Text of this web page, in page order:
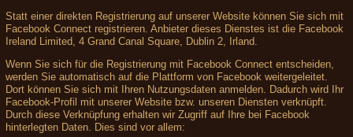
Statt einer direkten Registrierung auf unserer Website können Sie sich mit
Facebook Connect registrieren. Anbieter dieses Dienstes ist die Facebook
Ireland Limited, 4 Grand Canal Square, Dublin 2, Irland.
Wenn Sie sich für die Registrierung mit Facebook Connect entscheiden,
werden Sie automatisch auf die Plattform von Facebook weitergeleitet.
Dort können Sie sich mit Ihren Nutzungsdaten anmelden. Dadurch wird Ihr
Facebook-Profil mit unserer Website bzw. unseren Diensten verknüpft.
Durch diese Verknüpfung erhalten wir Zugriff auf Ihre bei Facebook
hinterlegten Daten. Dies sind vor allem: